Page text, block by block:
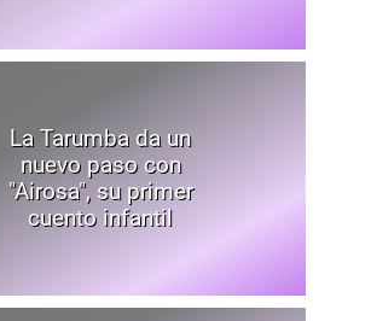
La Tarumba da un
nuevo paso con
"Airosa", su primer
cuento infantil